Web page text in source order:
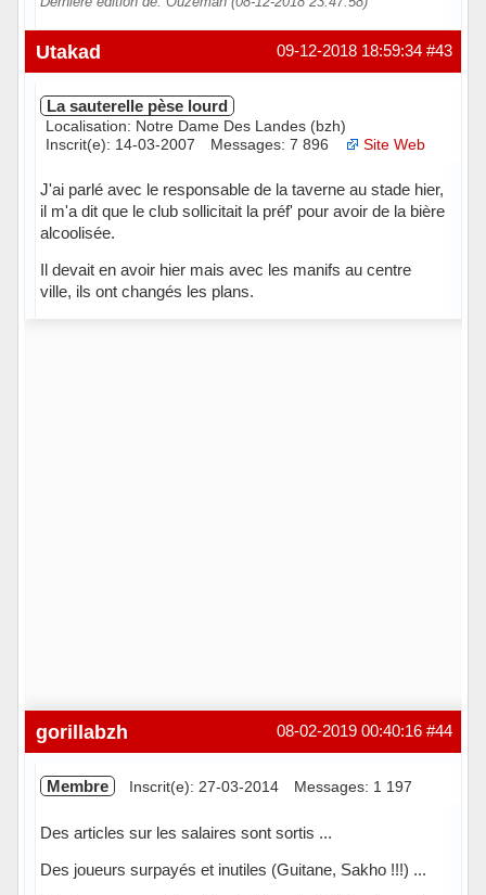
Hors ligne #43
09-12-2018 18:59:34
Utakad
La sauterelle pèse lourd
Localisation: Notre Dame Des Landes (bzh)
Inscrit(e): 14-03-2007
Messages: 7 896 Site Web
J'ai parlé avec le responsable de la taverne au stade hier,
il m'a dit que le club sollicitait la préf' pour avoir de la bière
alcoolisée.
Il devait en avoir hier mais avec les manifs au centre
ville, ils ont changés les plans.
#44
08-02-2019 00:40:16
gorillabzh
Membre Inscrit(e): 27-03-2014 Messages: 1 197
Des articles sur les salaires sont sortis ...
Des joueurs surpayés et inutiles (Guitane, Sakho !!!) ...